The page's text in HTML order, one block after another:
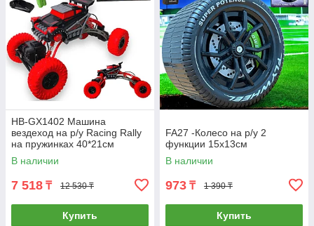
HB-GX1402 Машина
вездеход на р/у Racing Rally
на пружинках 40*21см
В наличии
7 518 ₸ 12 530 ₸
Купить
FA27 -Колесо на р/у 2
функции 15х13см
В наличии
973 ₸ 1 390 ₸
Купить